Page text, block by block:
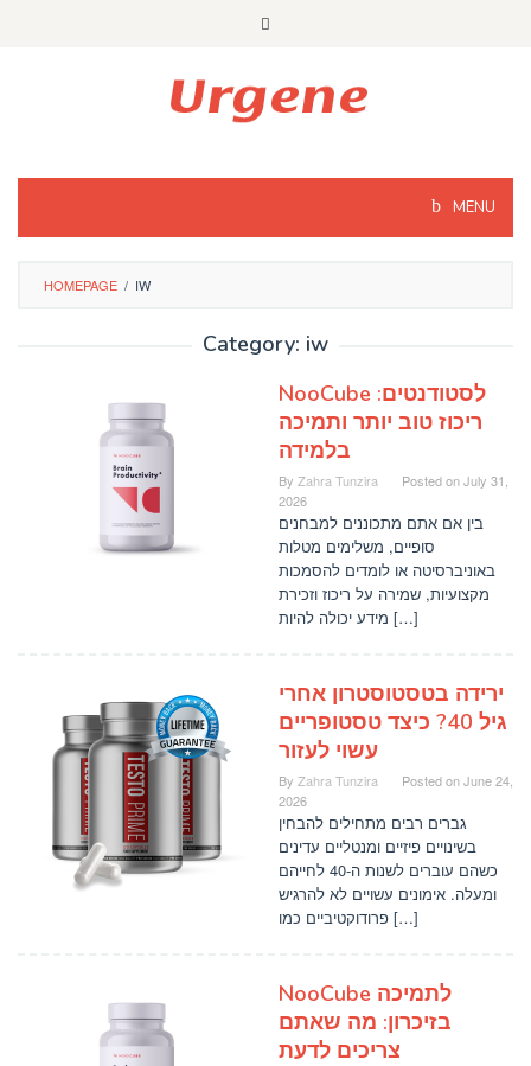
MENU
HOMEPAGE / IW
Category: iw
NooCube לסטודנטים:
ריכוז טוב יותר ותמיכה
בלמידה
By Zahra Tunzira Posted onJuly 31,
2026
בין אם אתם מתכוננים למבחנים
סופיים, משלימים מטלות
באוניברסיטה או לומדים להסמכות
מקצועיות, שמירה על ריכוז וזכירת
מידע יכולה להיות […]
ירידה בטסטוסטרון אחרי
גיל 40? כיצד טסטופריים
עשוי לעזור
By Zahra Tunzira Posted onJune 24,
2026
גברים רבים מתחילים להבחין
בשינויים פיזיים ומנטליים עדינים
כשהם עוברים לשנות ה-40 לחייהם
ומעלה. אימונים עשויים לא להרגיש
פרודוקטיביים כמו […]
NooCube לתמיכה
בזיכרון: מה שאתם
צריכים לדעת